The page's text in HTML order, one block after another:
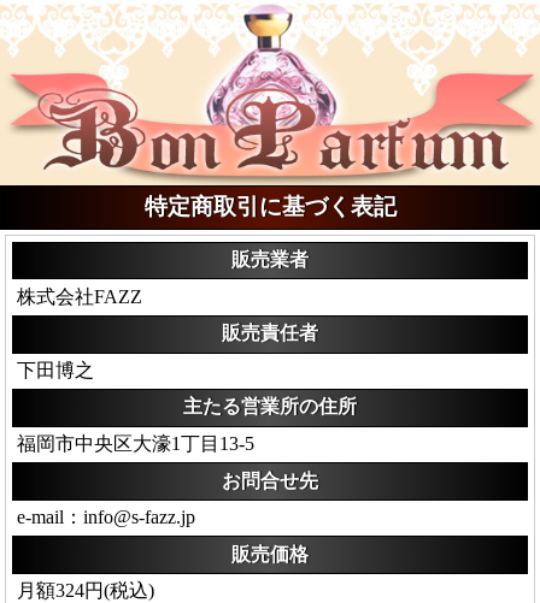
特定商取引に基づく表記
販売業者
株式会社FAZZ
販売責任者
下田博之
主たる営業所の住所
福岡市中央区大濠1丁目13-5
お問合せ先
e-mail：info@s-fazz.jp
販売価格
月額324円(税込)